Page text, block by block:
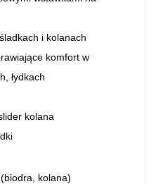
i kolanach
komfort w
łydkach
kolana
(biodra, kolana)